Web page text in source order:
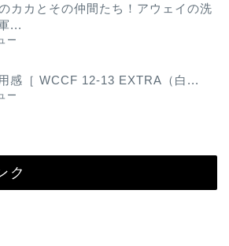
カカとその仲間たち！アウェイの洗
...
ー
感［ WCCF 12-13 EXTRA（白...
ー
ク